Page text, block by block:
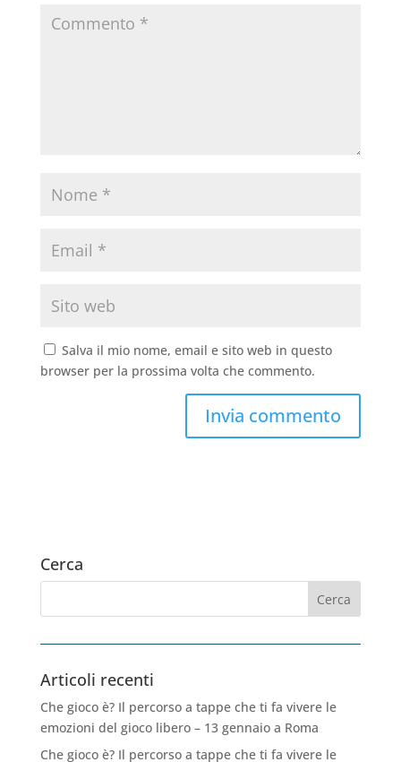
Salva il mio nome, email e sito web in questo
browser per la prossima volta che commento.
Cerca
Articoli recenti
Che gioco è? Il percorso a tappe che ti fa vivere le
emozioni del gioco libero – 13 gennaio a Roma
Che gioco è? Il percorso a tappe che ti fa vivere le